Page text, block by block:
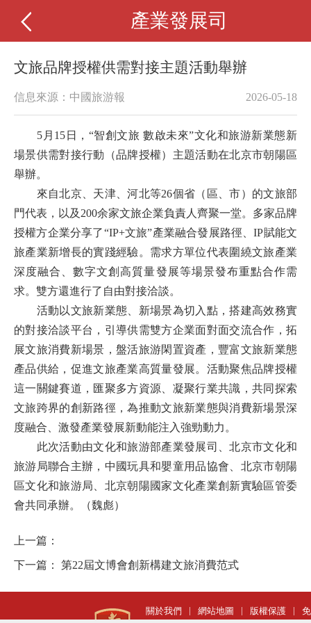
產業發展司
文旅品牌授權供需對接主題活動舉辦
信息來源：中國旅游報 2026-05-18
5月15日，“智創文旅 數啟未來”文化和旅游新業態新
場景供需對接行動（品牌授權）主題活動在北京市朝陽區
舉辦。
來自北京、天津、河北等26個省（區、市）的文旅部
門代表，以及200余家文旅企業負責人齊聚一堂。多家品牌
授權方企業分享了“IP+文旅”產業融合發展路徑、IP賦能文
旅產業新增長的實踐經驗。需求方單位代表圍繞文旅產業
深度融合、數字文創高質量發展等場景發布重點合作需
求。雙方還進行了自由對接洽談。
活動以文旅新業態、新場景為切入點，搭建高效務實
的對接洽談平台，引導供需雙方企業面對面交流合作，拓
展文旅消費新場景，盤活旅游閑置資產，豐富文旅新業態
產品供給，促進文旅產業高質量發展。活動聚焦品牌授權
這一關鍵賽道，匯聚多方資源、凝聚行業共識，共同探索
文旅跨界的創新路徑，為推動文旅新業態與消費新場景深
度融合、激發產業發展新動能注入強勁動力。
此次活動由文化和旅游部產業發展司、北京市文化和
旅游局聯合主辦，中國玩具和嬰童用品協會、北京市朝陽
區文化和旅游局、北京朝陽國家文化產業創新實驗區管委
會共同承辦。
（魏彪）
上一篇：
下一篇： 第22屆文博會創新構建文旅消費范式